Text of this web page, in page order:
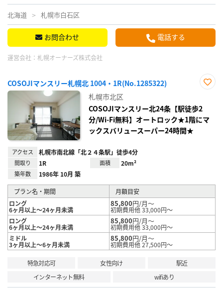
北海道 札幌市白石区
お問合わせ 電話する
運営会社： 札幌オーナーズ株式会社
COSOJIマンスリー札幌北 1004・1R(No.1285322)
り登
録
札幌市北区
COSOJIマンスリー北24条【駅徒歩2
分/Wi-Fi無料】オートロック★1階にマ
ックスバリュースーパー24時間★
アクセス 札幌市南北線「北２４条駅」徒歩4分
間取り 1R 面積 20m²
築年数 1986年 10月 築
プラン名・期間
月額目安
ロング
6ヶ月以上～24ヶ月未満
85,800円/月～
初期費用他 33,000円～
ロング
6ヶ月以上～24ヶ月未満
85,800円/月～
初期費用他 33,000円～
ミドル
3ヶ月以上～6ヶ月未満
85,800円/月～
初期費用他 27,500円～
特急対応可 女性向け
駅近
インターネット無料
wifiあり